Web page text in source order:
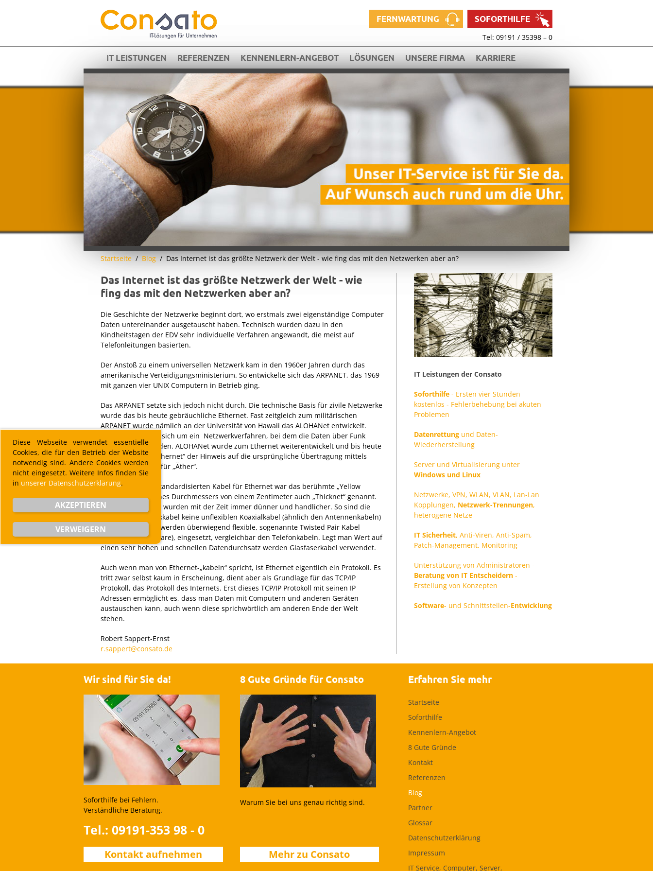
FERNWARTUNG SOFORTHILFE
Tel: 09191 / 35398 – 0
IT LEISTUNGEN REFERENZEN KENNENLERN-ANGEBOT LÖSUNGEN UNSERE FIRMA KARRIERE
Startseite Blog Das Internet ist das größte Netzwerk der Welt - wie fing das mit den Netzwerken aber an?
Das Internet ist das größte Netzwerk der Welt - wie
fing das mit den Netzwerken aber an?
Die Geschichte der Netzwerke beginnt dort, wo erstmals zwei eigenständige Computer
Daten untereinander ausgetauscht haben. Technisch wurden dazu in den
Kindheitstagen der EDV sehr individuelle Verfahren angewandt, die meist auf
Telefonleitungen basierten.
Der Anstoß zu einem universellen Netzwerk kam in den 1960er Jahren durch das
amerikanische Verteidigungsministerium. So entwickelte sich das ARPANET, das 1969
mit ganzen vier UNIX Computern in Betrieb ging.
Das ARPANET setzte sich jedoch nicht durch. Die technische Basis für zivile Netzwerke
wurde das bis heute gebräuchliche Ethernet. Fast zeitgleich zum militärischen
ARPANET wurde nämlich an der Universität von Hawaii das ALOHANet entwickelt.
Dabei handelte es sich um ein Netzwerkverfahren, bei dem die Daten über Funk
ausgetauscht wurden. ALOHANet wurde zum Ethernet weiterentwickelt und bis heute
verbirgt sich in „Ethernet“ der Hinweis auf die ursprüngliche Übertragung mittels
Funk: „Ether steht für „Äther“.
Eines der ersten standardisierten Kabel für Ethernet war das berühmte „Yellow
Cable“, wegen seines Durchmessers von einem Zentimeter auch „Thicknet“ genannt.
Die Netzwerkkabel wurden mit der Zeit immer dünner und handlicher. So sind die
heutigen Netzwerkkabel keine unflexiblen Koaxialkabel (ähnlich den Antennenkabeln)
mehr, sondern es werden überwiegend flexible, sogenannte Twisted Pair Kabel
(verdrillte Kabelpaare), eingesetzt, vergleichbar den Telefonkabeln. Legt man Wert auf
einen sehr hohen und schnellen Datendurchsatz werden Glasfaserkabel verwendet.
Auch wenn man von Ethernet-„kabeln“ spricht, ist Ethernet eigentlich ein Protokoll. Es
tritt zwar selbst kaum in Erscheinung, dient aber als Grundlage für das TCP/IP
Protokoll, das Protokoll des Internets. Erst dieses TCP/IP Protokoll mit seinen IP
Adressen ermöglicht es, dass man Daten mit Computern und anderen Geräten
austauschen kann, auch wenn diese sprichwörtlich am anderen Ende der Welt
stehen.
Robert Sappert-Ernst
IT Leistungen der Consato
Soforthilfe - Ersten vier Stunden
kostenlos - Fehlerbehebung bei akuten
Problemen
Datenrettung und Daten-
Wiederherstellung
Server und Virtualisierung unter
Windows und Linux
Netzwerke, VPN, WLAN, VLAN, Lan-Lan
Kopplungen, Netzwerk-Trennungen,
heterogene Netze
IT Sicherheit, Anti-Viren, Anti-Spam,
Patch-Management, Monitoring
Unterstützung von Administratoren -
Beratung von IT Entscheidern -
Erstellung von Konzepten
Software- und Schnittstellen-Entwicklung
Wir sind für Sie da!
Soforthilfe bei Fehlern.
Verständliche Beratung.
Tel.: 09191-353 98 - 0
Kontakt aufnehmen
8 Gute Gründe für Consato
Warum Sie bei uns genau richtig sind.
Mehr zu Consato
Erfahren Sie mehr
Startseite
Soforthilfe
Kennenlern-Angebot
8 Gute Gründe
Kontakt
Referenzen
Blog
Partner
Glossar
Datenschutzerklärung
Impressum
IT Service, Computer, Server,
Diese Webseite verwendet essentielle
Cookies, die für den Betrieb der Website
notwendig sind. Andere Cookies werden
nicht eingesetzt. Weitere Infos finden Sie
in unserer Datenschutzerklärung.
AKZEPTIEREN
VERWEIGERN